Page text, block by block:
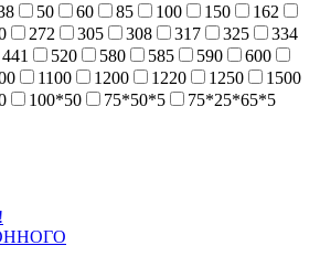
50 60 85 100 150
162
272 305 308 317 325
334
441 520 580 585 590
600
1100 1200 1220 1250
1500
100*50 75*50*5
75*25*65*5